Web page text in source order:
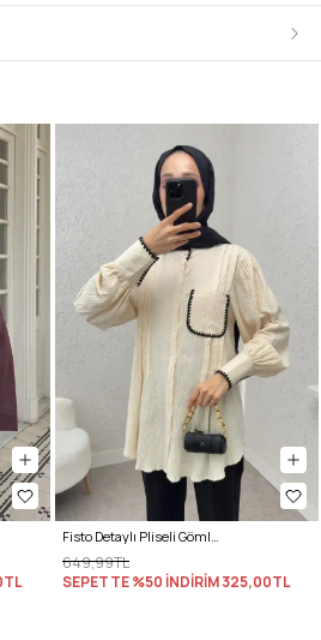
Fisto Detaylı Pliseli Gömlek 2205 - KREM
649,99TL
SEPETTE %50 İNDİRİM325,00TL